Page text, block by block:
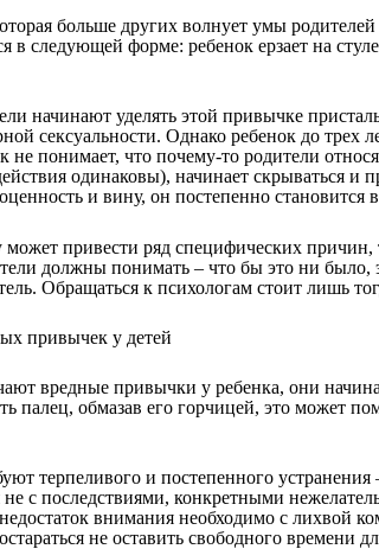
больше других волнует умы
в следующей форме: ребенок ерзает на
начинают уделять этой привычке
сексуальности. Однако ребенок до трех
не понимает, что почему-то родители
одинаковы), начинает скрываться и
и вину, он постепенно становится
привести ряд специфических
должны понимать – что бы это ни было,
Обращаться к психологам стоит лишь
привычек у детей
вредные привычки у ребенка, они
палец, обмазав его горчицей, это может
терпеливого и постепенного
не с последствиями, конкретными
внимания необходимо с лихвой
не оставить свободного времени